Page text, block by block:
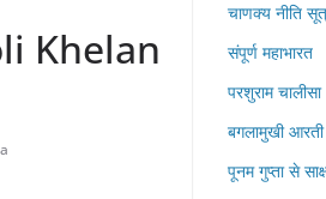
Khelan
चाणक्य नीति
संपूर्ण महाभारत
परशुराम चालीसा
बगलामुखी आरती
पूनम गुप्ता से